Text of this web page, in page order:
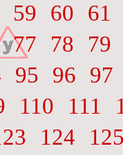
59 60
61
77 78
79
95 96
97
110 111
124